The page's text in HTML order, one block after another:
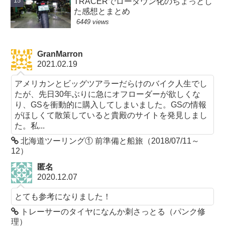
た感想とまとめ
6449 views
GranMarron
2021.02.19
アメリカンとビッグツアラーだらけのバイク人生でし
たが、先日30年ぶりに急にオフローダーが欲しくな
り、GSを衝動的に購入してしまいました。GSの情報
がほしくて散策していると貴殿のサイトを発見しまし
た。私...
北海道ツーリング① 前準備と船旅（2018/07/11～
12）
匿名
2020.12.07
とても参考になりました！
トレーサーのタイヤになんか刺さっとる（パンク修
理）